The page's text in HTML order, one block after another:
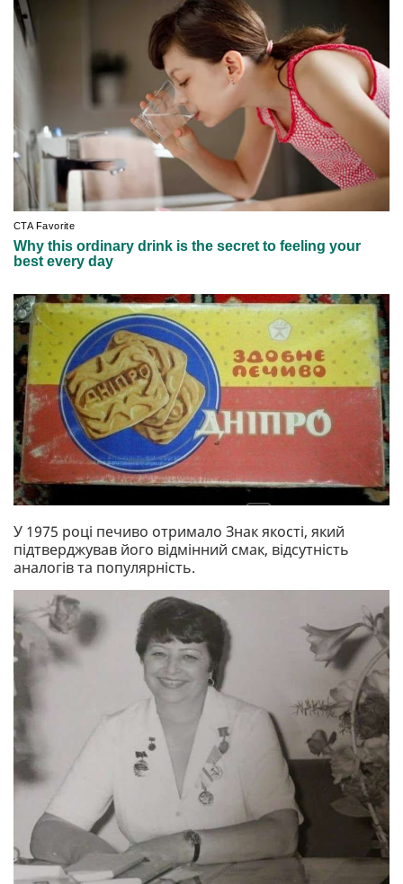
У 1975 році печиво отримало Знак якості, який
підтверджував його відмінний смак, відсутність
аналогів та популярність.